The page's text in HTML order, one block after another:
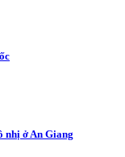
nhị ở An Giang